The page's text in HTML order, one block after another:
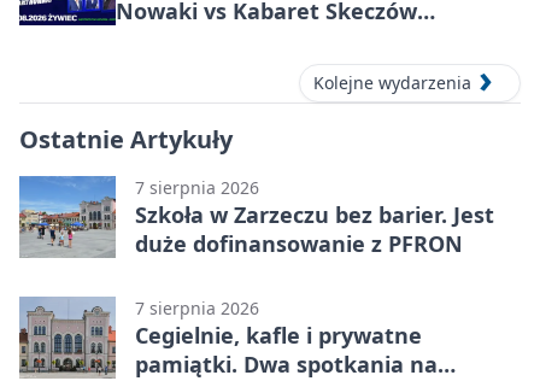
Nowaki vs Kabaret Skeczów
Kolejne wydarzenia
Ostatnie Artykuły
7 sierpnia 2026
Szkoła w Zarzeczu bez barier. Jest
duże dofinansowanie z PFRON
7 sierpnia 2026
Cegielnie, kafle i prywatne
pamiątki. Dwa spotkania na